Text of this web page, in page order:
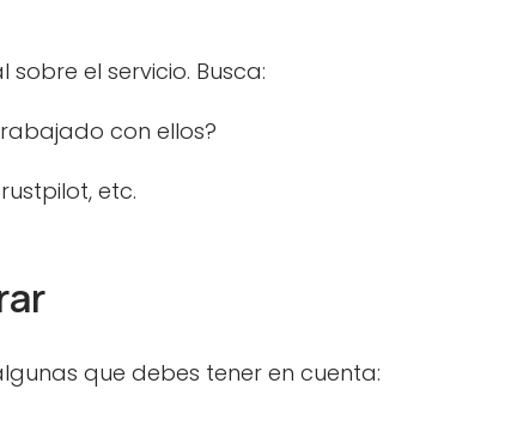
el servicio. Busca:
con ellos?
etc.
que debes tener en cuenta: